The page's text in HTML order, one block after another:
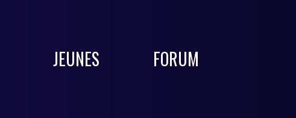
JEUNES FORUM